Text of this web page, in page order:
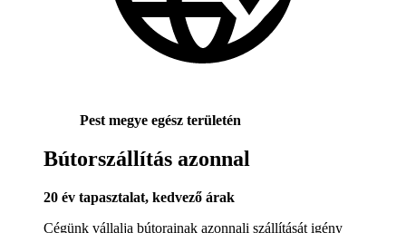
Pest megye egész területén
Bútorszállítás azonnal
20 év tapasztalat, kedvező árak
Cégünk vállalja bútorainak azonnali szállítását igény